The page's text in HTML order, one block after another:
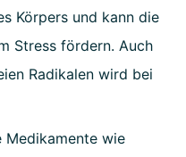
Körpers und kann die
Stress fördern. Auch
Radikalen wird bei
Medikamente wie